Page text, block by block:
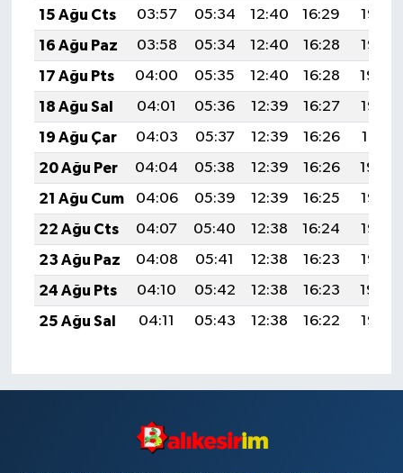
15 Ağu Cts
03:57 05:34 12:40 16:29
19:37
16 Ağu Paz
03:58 05:34 12:40 16:28
19:35
17 Ağu Pts
04:00 05:35 12:40 16:28
19:34
18 Ağu Sal
04:01 05:36 12:39 16:27
19:32
19 Ağu Çar
04:03 05:37 12:39 16:26
19:31
20 Ağu Per
04:04 05:38 12:39 16:26
19:30
21 Ağu Cum
04:06 05:39 12:39 16:25
19:28
22 Ağu Cts
04:07 05:40 12:38 16:24
19:27
23 Ağu Paz
04:08 05:41 12:38 16:23
19:25
24 Ağu Pts
04:10 05:42 12:38 16:23
19:24
25 Ağu Sal
04:11 05:43 12:38 16:22 19:22